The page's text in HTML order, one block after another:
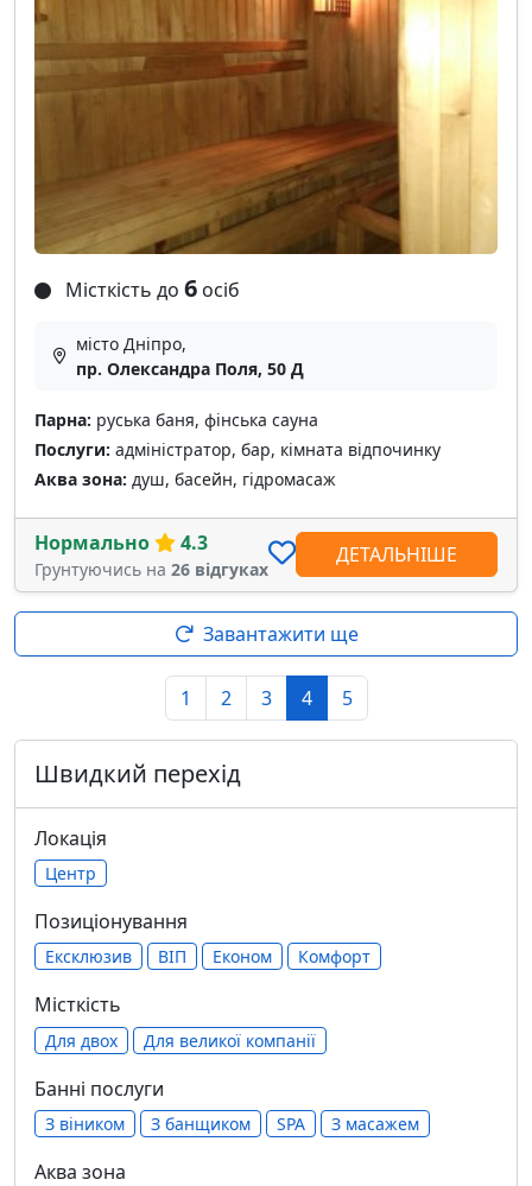
Місткість до 6 осіб
місто Дніпро,
пр. Олександра Поля, 50 Д
Парна: руська баня, фінська сауна
Послуги: адміністратор, бар, кімната відпочинку
Аква зона: душ, басейн, гідромасаж
Нормально 4.3
Грунтуючись на 26 відгуках
ДЕТАЛЬНІШЕ
Завантажити ще
1 2 3 4 5
Швидкий перехід
Локація
Центр
Позиціонування
Ексклюзив ВІП Економ Комфорт
Місткість
Для двох Для великої компанії
Банні послуги
З віником З банщиком SPA З масажем
Аква зона